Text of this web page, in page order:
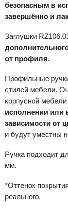
безопасным в
завершённо и
Заглушки
от профиля.
Профильные
стилей мебели.
корпусной мебели
исполнении или
зависимости от
и будут уместны
Ручка подходит
мм.
*Оттенок
реального.